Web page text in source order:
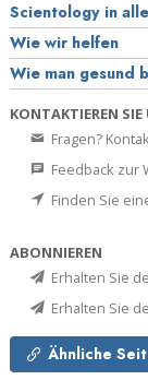
Scientology in
Wie wir helfen
Wie man gesund
KONTAKTIEREN SIE
Fragen?
Feedback zur
Finden Sie
ABONNIEREN
Erhalten Sie
Erhalten Sie
Ähnliche